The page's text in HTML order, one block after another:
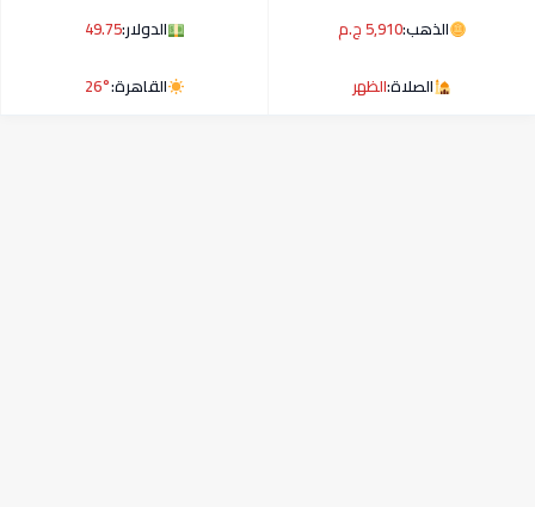
الذهب:5,910 ج.م الدولار:49.75
الصلاة:الظهر القاهرة:26°